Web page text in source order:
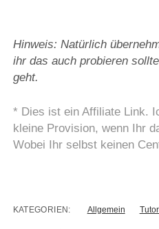
Hinweis: Natürlich
ihr das auch probieren
geht.
* Dies ist ein Affiliate Link.
kleine Provision, wenn Ihr
Wobei Ihr selbst keinen
KATEGORIEN: Allgemein